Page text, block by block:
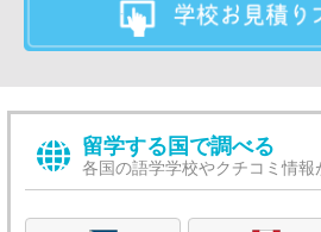
留学する国で調べる
各国の語学学校やクチコミ情報